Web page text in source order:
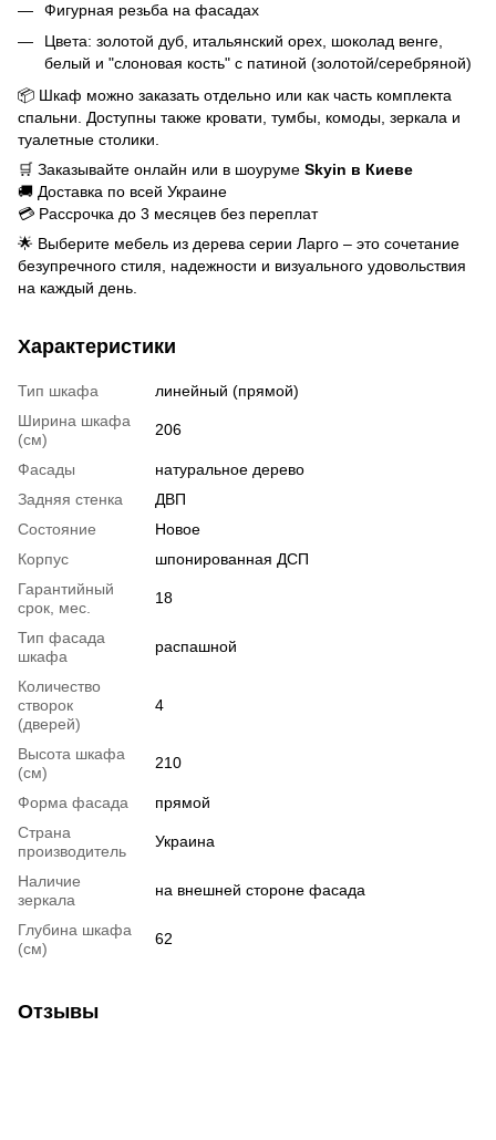
Фигурная резьба на фасадах
Цвета: золотой дуб, итальянский орех, шоколад венге,
белый и "слоновая кость" с патиной (золотой/серебряной)
📦 Шкаф можно заказать отдельно или как часть комплекта
спальни. Доступны также кровати, тумбы, комоды, зеркала и
туалетные столики.
🛒 Заказывайте онлайн или в шоуруме Skyin в Киеве
🚚 Доставка по всей Украине
💳 Рассрочка до 3 месяцев без переплат
🌟 Выберите мебель из дерева серии Ларго – это сочетание
безупречного стиля, надежности и визуального удовольствия
на каждый день.
Характеристики
Тип шкафа
линейный (прямой)
Ширина шкафа
(см)
206
Фасады
натуральное дерево
Задняя стенка
ДВП
Состояние
Новое
Корпус
шпонированная ДСП
Гарантийный
срок, мес.
18
Тип фасада
шкафа
распашной
Количество
створок
(дверей)
4
Высота шкафа
(см)
210
Форма фасада
прямой
Страна
производитель
Украина
Наличие
зеркала
на внешней стороне фасада
Глубина шкафа
(см)
62
Отзывы